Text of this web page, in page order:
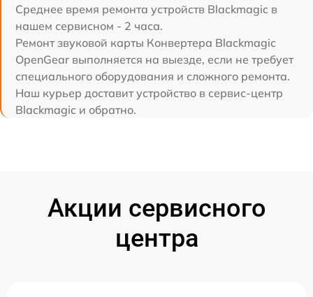
Среднее время ремонта устройств Blackmagic в
нашем сервисном - 2 часа.
Ремонт звуковой карты Конвертера Blackmagic
OpenGear выполняется на выезде, если не требует
специального оборудования и сложного ремонта.
Наш курьер доставит устройство в сервис-центр
Blackmagic и обратно.
Акции сервисного
центра